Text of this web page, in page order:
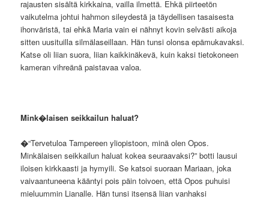
rajausten sisältä kirkkaina, vailla ilmettä. Ehkä piirteetön
vaikutelma johtui hahmon sileydestä ja täydellisen tasaisesta
ihonväristä, tai ehkä Maria vain ei nähnyt kovin selvästi aikoja
sitten uusituilla silmälaseillaan. Hän tunsi olonsa epämukavaksi.
Katse oli liian suora, liian kaikkinäkevä, kuin kaksi tietokoneen
kameran vihreänä paistavaa valoa.
Mink�laisen seikkailun haluat?
�“Tervetuloa Tampereen yliopistoon, minä olen Opos.
Minkälaisen seikkailun haluat kokea seuraavaksi?” botti lausui
iloisen kirkkaasti ja hymyili. Se katsoi suoraan Mariaan, joka
vaivaantuneena kääntyi pois päin toivoen, että Opos puhuisi
mieluummin Lianalle. Hän tunsi itsensä liian vanhaksi